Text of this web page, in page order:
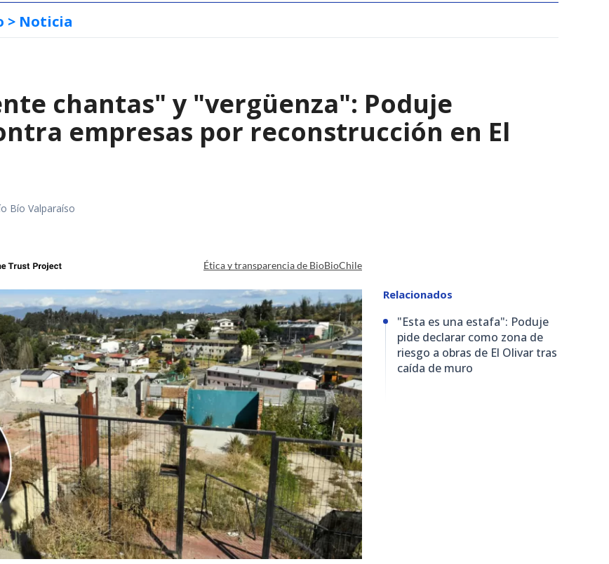
> Noticia
chantas" y "vergüenza": Poduje
empresas por reconstrucción en El
Bío Valparaíso
Ética y transparencia de BioBioChile
Relacionados
"Esta es una estafa": Poduje
pide declarar como zona de
riesgo a obras de El Olivar tras
caída de muro